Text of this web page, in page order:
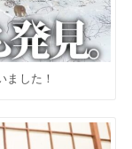
ました！